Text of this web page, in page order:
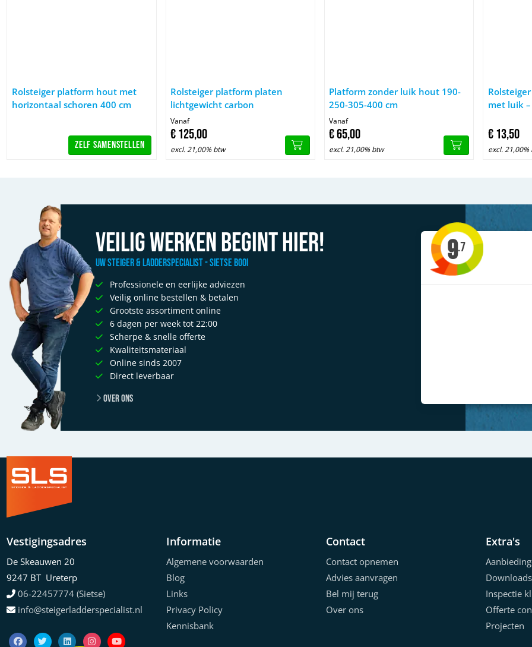
Afbeelding Rolsteiger platform hout met horizontaal schoren 400 cm
Rolsteiger platform hout met
horizontaal schoren 400 cm
Zelf samenstellen
Afbeelding Rolsteiger platform platen lichtgewicht carbon
Rolsteiger platform platen
lichtgewicht carbon
Vanaf
€125,00
excl. 21,00% btw
Afbeelding Platform zonder luik hout 190-250-
Platform zonder luik hout 190-
250-305-400 cm
Vanaf
€65,00
excl. 21,00% btw
met luik
€13,50
excl. 21,00%
Veilig werken begint hier!
Uw Steiger & Ladderspecialist - Sietse Booi
Professionele en eerlijke adviezen
Veilig online bestellen & betalen
Grootste assortiment online
6 dagen per week tot 22:00
Scherpe & snelle offerte
Kwaliteitsmateriaal
Online sinds 2007
Direct leverbaar
Over ons
9.7
Vestigingsadres
De Skeauwen 20
9247 BT Ureterp
06-22457774 (Sietse)
info@steigerladderspecialist.nl
Informatie
Algemene voorwaarden
Blog
Links
Privacy Policy
Kennisbank
Contact
Contact opnemen
Advies aanvragen
Bel mij terug
Over ons
Extra's
Downloads
Inspectie
Offerte
Projecten